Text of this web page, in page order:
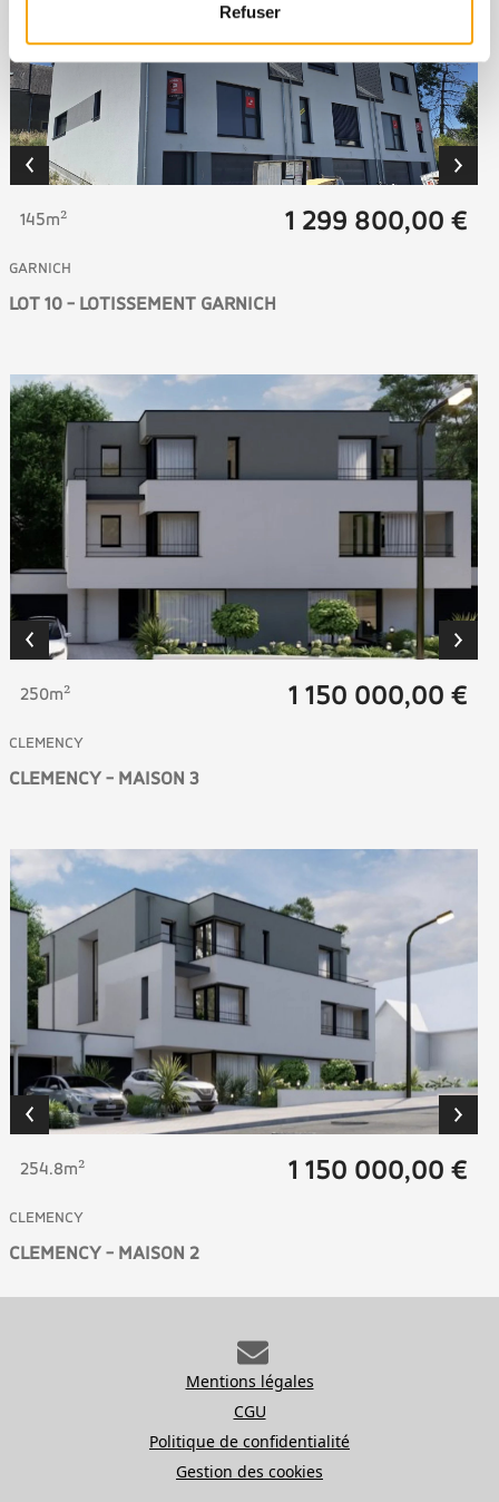
Refuser
145m² 1 299 800,00 €
GARNICH
LOT 10 - LOTISSEMENT GARNICH
250m² 1 150 000,00 €
CLEMENCY
CLEMENCY - MAISON 3
254.8m² 1 150 000,00 €
CLEMENCY
CLEMENCY - MAISON 2
Mentions légales
CGU
Politique de confidentialité
Gestion des cookies